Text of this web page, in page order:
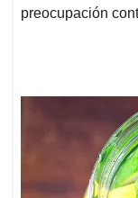
preocupación